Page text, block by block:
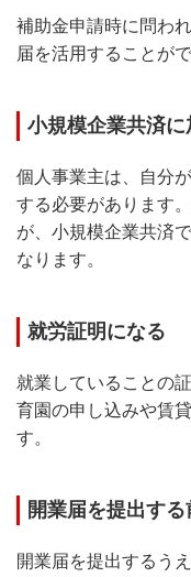
補助金申請時に問わ
届を活用することがで
小規模企業共済に
個人事業主は、自分
する必要があります
が、小規模企業共済
なります。
就労証明になる
就業していることの
育園の申し込みや賃
す。
開業届を提出す
開業届を提出するう